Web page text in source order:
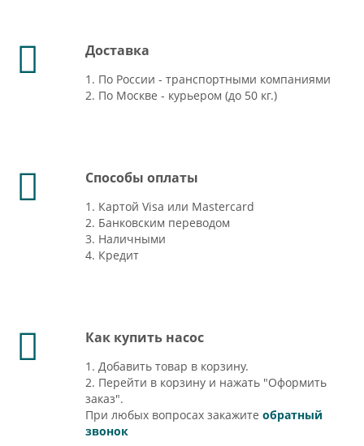
Доставка
1. По России - транспортными компаниями
2. По Москве - курьером (до 50 кг.)
Способы оплаты
1. Картой Visa или Mastercard
2. Банковским переводом
3. Наличными
4. Кредит
Как купить насос
1. Добавить товар в корзину.
2. Перейти в корзину и нажать "Оформить
заказ".
При любых вопросах закажите обратный
звонок